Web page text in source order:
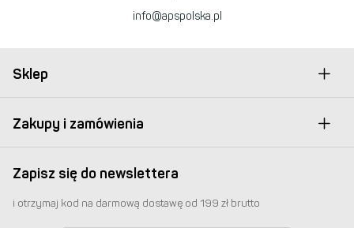
info@apspolska.pl
Sklep
Zakupy i zamówienia
Zapisz się do newslettera
i otrzymaj kod na darmową dostawę od 199 zł brutto